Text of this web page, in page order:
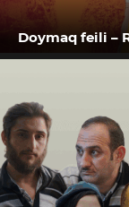
Doymaq feili –